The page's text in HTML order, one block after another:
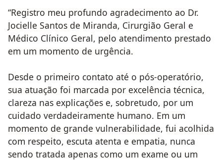
“Registro meu profundo agradecimento ao Dr.
Jocielle Santos de Miranda, Cirurgião Geral e
Médico Clínico Geral, pelo atendimento prestado
em um momento de urgência.
Desde o primeiro contato até o pós-operatório,
sua atuação foi marcada por excelência técnica,
clareza nas explicações e, sobretudo, por um
cuidado verdadeiramente humano. Em um
momento de grande vulnerabilidade, fui acolhida
com respeito, escuta atenta e empatia, nunca
sendo tratada apenas como um exame ou um